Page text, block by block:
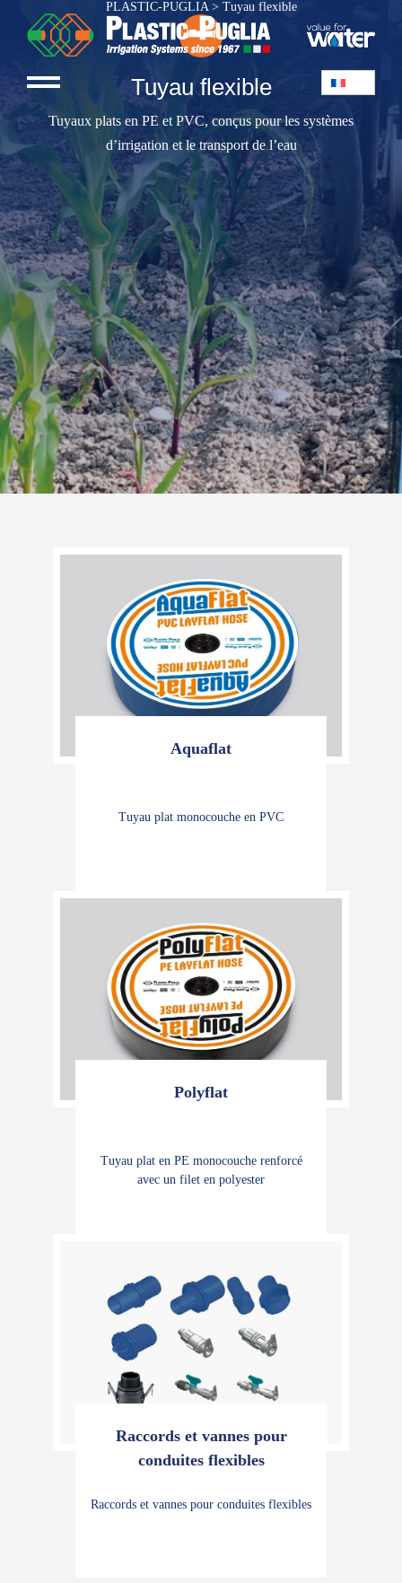
PLASTIC-PUGLIA> Tuyau flexible
Tuyau flexible
Tuyaux plats en PE et PVC, conçus pour les systèmes
d’irrigation et le transport de l’eau
Aquaflat
Tuyau plat monocouche en PVC
Polyflat
Tuyau plat en PE monocouche renforcé
avec un filet en polyester
Raccords et vannes pour
conduites flexibles
Raccords et vannes pour conduites flexibles